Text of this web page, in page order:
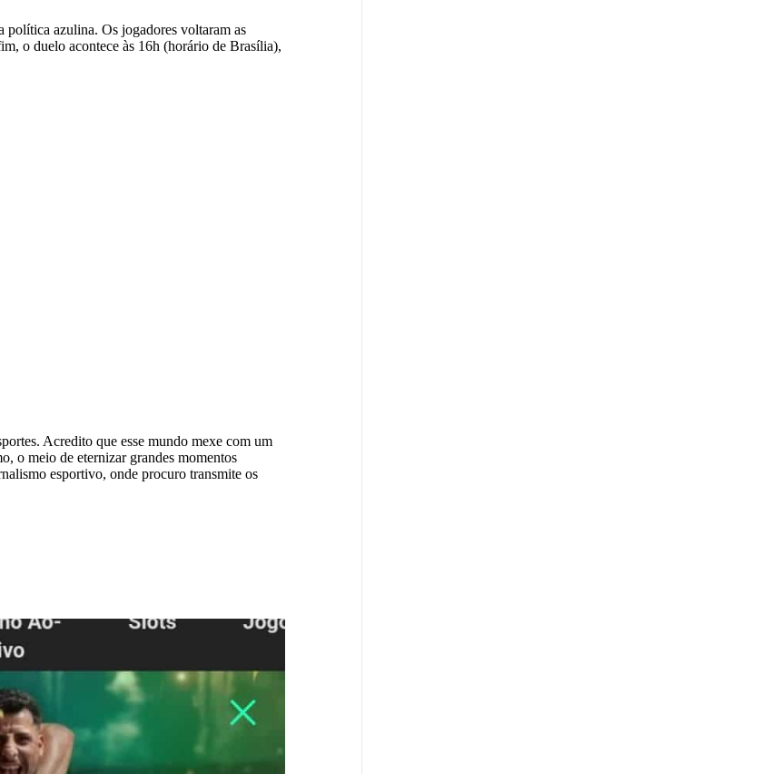
azulina. Os jogadores voltaram as
o duelo acontece às 16h (horário de Brasília),
Acredito que esse mundo mexe com um
o meio de eternizar grandes momentos
esportivo, onde procuro transmite os